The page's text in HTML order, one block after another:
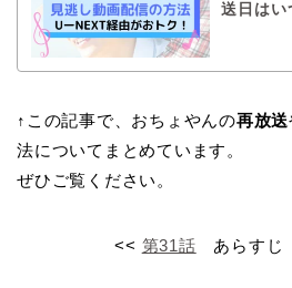
送日はい
↑この記事で、おちょやんの再放送
法についてまとめています。
ぜひご覧ください。
<< 第31話 あらす